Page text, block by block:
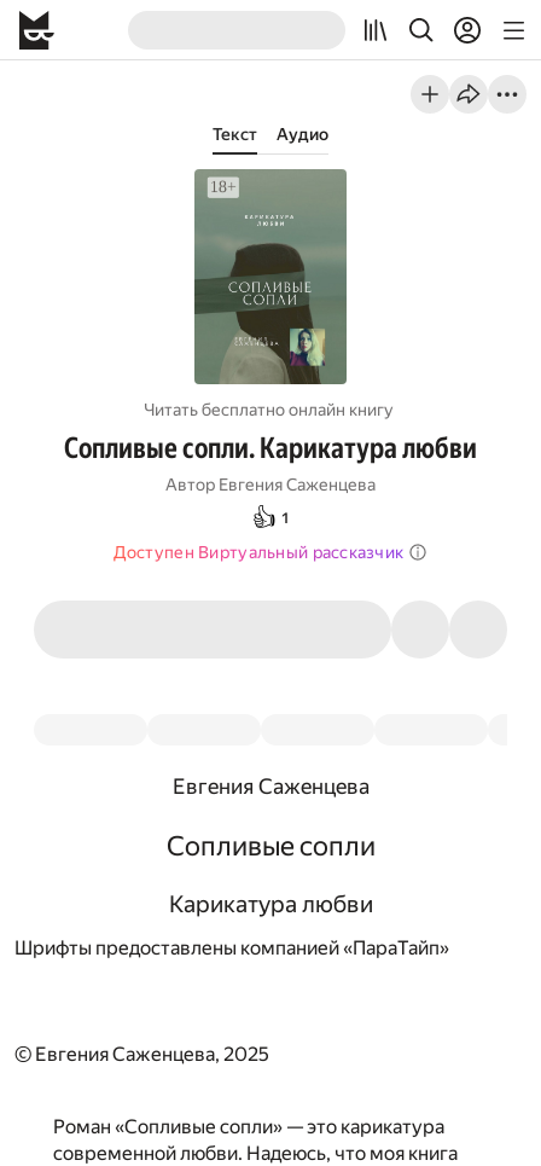
Текст Аудио
Читать бесплатно онлайн книгу
Сопливые сопли. Карикатура любви
Автор Евгения Саженцева
👍 1
Доступен Виртуальный рассказчик
Евгения Саженцева
Сопливые сопли
Карикатура любви
Шрифты предоставлены компанией «ПараТайп»
© Евгения Саженцева, 2025
Роман «Сопливые сопли» — это карикатура
современной любви. Надеюсь, что моя книга